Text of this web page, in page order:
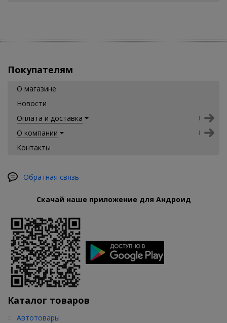
Покупателям
О магазине
Новости
Оплата и доставка
О компании
Контакты
Обратная связь
Скачай наше приложение для Андроид
Каталог товаров
Автотовары